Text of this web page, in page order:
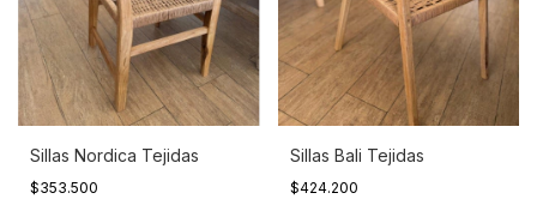
Sillas Nordica Tejidas
$353.500
Sillas Bali Tejidas
$424.200